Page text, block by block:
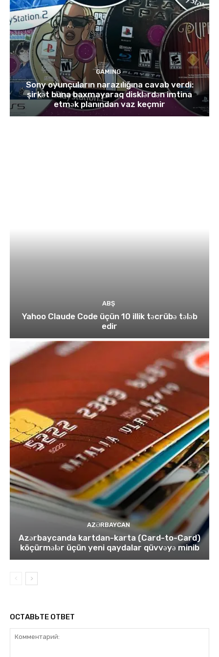
GAMING
Sony oyunçuların narazılığına cavab verdi:
şirkət buna baxmayaraq disklərdən imtina
etmək planından vaz keçmir
ABŞ
Yahoo Claude Code üçün 10 illik təcrübə tələb
edir
AZƏRBAYCAN
Azərbaycanda kartdan-karta (Card-to-Card)
köçürmələr üçün yeni qaydalar qüvvəyə minib
ОСТАВЬТЕ ОТВЕТ